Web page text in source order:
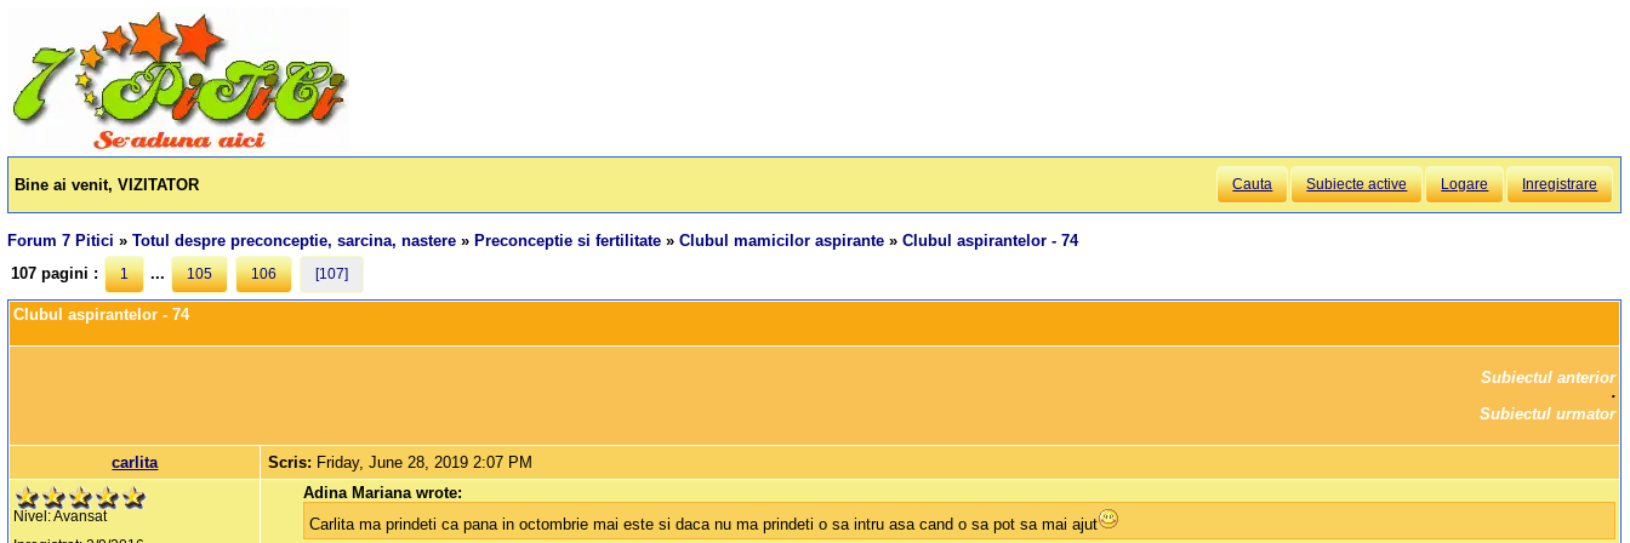
Bine ai venit, VIZITATOR Cauta Subiecte active Logare Inregistrare
Forum 7 Pitici »Totul despre preconceptie, sarcina, nastere » Preconceptie si fertilitate »Clubul mamicilor aspirante »Clubul aspirantelor - 74
107 pagini :
1 ... 105 106 [107]
Clubul aspirantelor - 74
Subiectul anterior
Subiectul urmator
carlita Scris: Friday, June 28, 2019 2:07 PM
Nivel: Avansat
Adina Mariana wrote:
Carlita ma prindeti ca pana in octombrie mai este si daca nu ma prindeti o sa intru asa cand o sa pot sa mai ajut